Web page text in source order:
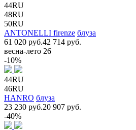
44RU
48RU
50RU
ANTONELLI firenze блуза
61 020 руб.42 714 руб.
весна-лето 26
-10%
44RU
46RU
HANRO блуза
23 230 руб.20 907 руб.
-40%